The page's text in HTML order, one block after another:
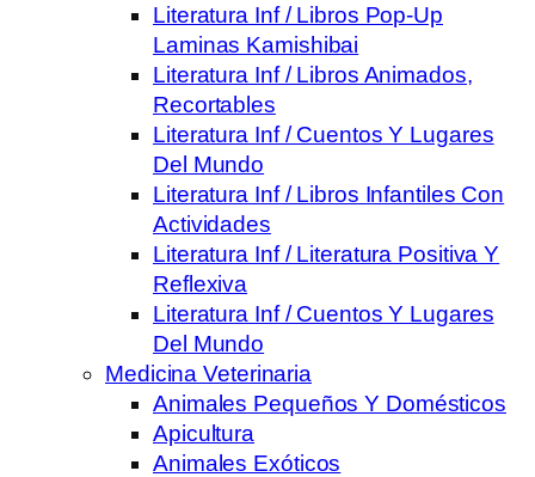
Literatura Inf / Libros Pop-Up
Laminas Kamishibai
Literatura Inf / Libros Animados,
Recortables
Literatura Inf / Cuentos Y Lugares
Del Mundo
Literatura Inf / Libros Infantiles Con
Actividades
Literatura Inf / Literatura Positiva Y
Reflexiva
Literatura Inf / Cuentos Y Lugares
Del Mundo
Medicina Veterinaria
Animales Pequeños Y Domésticos
Apicultura
Animales Exóticos